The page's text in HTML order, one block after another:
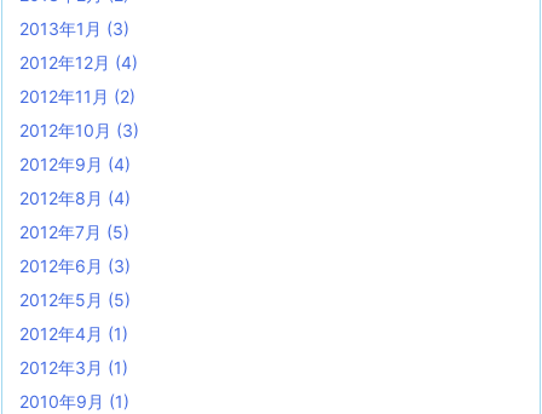
2013年1月 (3)
2012年12月 (4)
2012年11月 (2)
2012年10月 (3)
2012年9月 (4)
2012年8月 (4)
2012年7月 (5)
2012年6月 (3)
2012年5月 (5)
2012年4月 (1)
2012年3月 (1)
2010年9月 (1)